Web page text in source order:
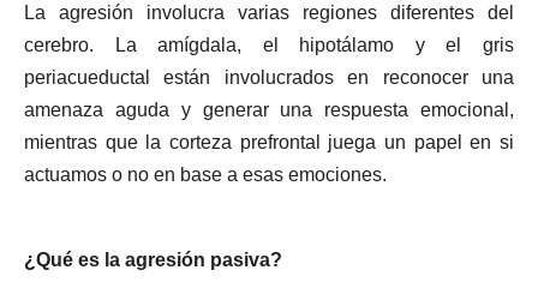
La agresión involucra varias regiones diferentes del
cerebro. La amígdala, el hipotálamo y el gris
periacueductal están involucrados en reconocer una
amenaza aguda y generar una respuesta emocional,
mientras que la corteza prefrontal juega un papel en si
actuamos o no en base a esas emociones.
¿Qué es la agresión pasiva?